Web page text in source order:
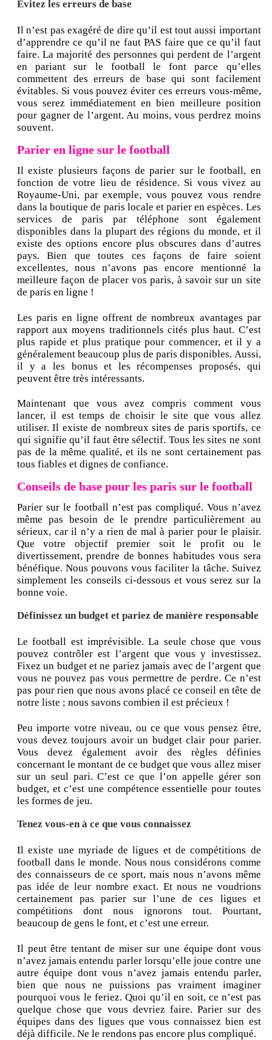
Évitez les erreurs de base
Il n’est pas exagéré de dire qu’il est tout aussi important
d’apprendre ce qu’il ne faut PAS faire que ce qu’il faut
faire. La majorité des personnes qui perdent de l’argent
en pariant sur le football le font parce qu’elles
commettent des erreurs de base qui sont facilement
évitables. Si vous pouvez éviter ces erreurs vous-même,
vous serez immédiatement en bien meilleure position
pour gagner de l’argent. Au moins, vous perdrez moins
souvent.
Parier en ligne sur le football
Il existe plusieurs façons de parier sur le football, en
fonction de votre lieu de résidence. Si vous vivez au
Royaume-Uni, par exemple, vous pouvez vous rendre
dans la boutique de paris locale et parier en espèces. Les
services de paris par téléphone sont également
disponibles dans la plupart des régions du monde, et il
existe des options encore plus obscures dans d’autres
pays. Bien que toutes ces façons de faire soient
excellentes, nous n’avons pas encore mentionné la
meilleure façon de placer vos paris, à savoir sur un site
de paris en ligne !
Les paris en ligne offrent de nombreux avantages par
rapport aux moyens traditionnels cités plus haut. C’est
plus rapide et plus pratique pour commencer, et il y a
généralement beaucoup plus de paris disponibles. Aussi,
il y a les bonus et les récompenses proposés, qui
peuvent être très intéressants.
Maintenant que vous avez compris comment vous
lancer, il est temps de choisir le site que vous allez
utiliser. Il existe de nombreux sites de paris sportifs, ce
qui signifie qu’il faut être sélectif. Tous les sites ne sont
pas de la même qualité, et ils ne sont certainement pas
tous fiables et dignes de confiance.
Conseils de base pour les paris sur le football
Parier sur le football n’est pas compliqué. Vous n’avez
même pas besoin de le prendre particulièrement au
sérieux, car il n’y a rien de mal à parier pour le plaisir.
Que votre objectif premier soit le profit ou le
divertissement, prendre de bonnes habitudes vous sera
bénéfique. Nous pouvons vous faciliter la tâche. Suivez
simplement les conseils ci-dessous et vous serez sur la
bonne voie.
Définissez un budget et pariez de manière responsable
Le football est imprévisible. La seule chose que vous
pouvez contrôler est l’argent que vous y investissez.
Fixez un budget et ne pariez jamais avec de l’argent que
vous ne pouvez pas vous permettre de perdre. Ce n’est
pas pour rien que nous avons placé ce conseil en tête de
notre liste ; nous savons combien il est précieux !
Peu importe votre niveau, ou ce que vous pensez être,
vous devez toujours avoir un budget clair pour parier.
Vous devez également avoir des règles définies
concernant le montant de ce budget que vous allez miser
sur un seul pari. C’est ce que l’on appelle gérer son
budget, et c’est une compétence essentielle pour toutes
les formes de jeu.
Tenez vous-en à ce que vous connaissez
Il existe une myriade de ligues et de compétitions de
football dans le monde. Nous nous considérons comme
des connaisseurs de ce sport, mais nous n’avons même
pas idée de leur nombre exact. Et nous ne voudrions
certainement pas parier sur l’une de ces ligues et
compétitions dont nous ignorons tout. Pourtant,
beaucoup de gens le font, et c’est une erreur.
Il peut être tentant de miser sur une équipe dont vous
n’avez jamais entendu parler lorsqu’elle joue contre une
autre équipe dont vous n’avez jamais entendu parler,
bien que nous ne puissions pas vraiment imaginer
pourquoi vous le feriez. Quoi qu’il en soit, ce n’est pas
quelque chose que vous devriez faire. Parier sur des
équipes dans des ligues que vous connaissez bien est
déjà difficile. Ne le rendons pas encore plus compliqué.